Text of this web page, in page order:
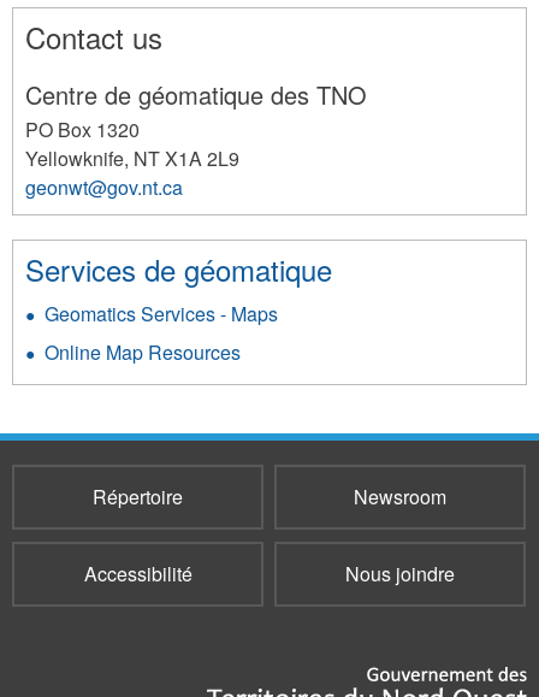
Contact us
Centre de géomatique des TNO
PO Box 1320
Yellowknife, NTX1A 2L9
geonwt@gov.nt.ca
142
Services de géomatique
Geomatics Services - Maps
Online Map Resources
Répertoire Newsroom
Accessibilité Nous joindre